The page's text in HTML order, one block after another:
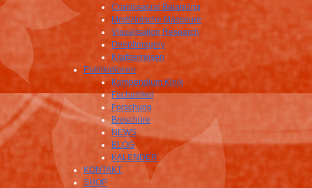
Craniosacral Balancing
Medizinische Masseure
Visualisation Research
Deeplimagery
Krafttierreisen
Publikationen
Kompendium Klnik
Fachartikel
Forschung
Broschüre
NEWS
BLOG
KALENDER
KONTAKT
SHOP